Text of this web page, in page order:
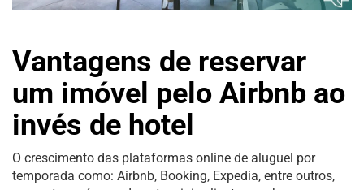
Vantagens de reservar
um imóvel pelo Airbnb ao
invés de hotel
O crescimento das plataformas online de aluguel por
temporada como: Airbnb, Booking, Expedia, entre outros,